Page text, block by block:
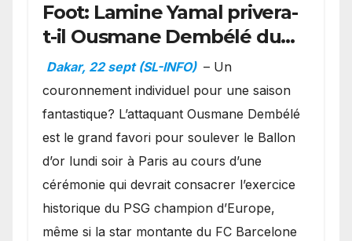
Foot: Lamine Yamal privera-
t-il Ousmane Dembélé du
Ballon d’or ?
Dakar, 22 sept (SL-INFO) – Un
couronnement individuel pour une saison
fantastique? L’attaquant Ousmane Dembélé
est le grand favori pour soulever le Ballon
d’or lundi soir à Paris au cours d’une
cérémonie qui devrait consacrer l’exercice
historique du PSG champion d’Europe,
même si la star montante du FC Barcelone